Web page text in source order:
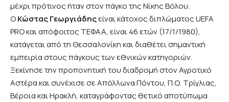
μέχρι πρότινος ήταν στον πάγκο της Νίκης Βόλου.
ΟΚώστας Γεωργιάδηςείναι κάτοχος διπλώματος UEFA
PRO και απόφοιτος ΤΕΦΑΑ, είναι 46 ετών (17/1/1980),
κατάγεται από τη Θεσσαλονίκη και διαθέτει σημαντική
εμπειρία στους πάγκους των εθνικών κατηγοριών.
Ξεκίνησε την προπονητική του διαδρομή στον Αγροτικό
Αστέρα και συνέχισε σε Απόλλωνα Πόντου, Π.Ο. Τρίγλιας,
Βέροια και Ηρακλή, καταγράφοντας θετικό αποτύπωμα